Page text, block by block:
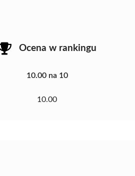
Ocena w rankingu
10.00 na 10
10.00